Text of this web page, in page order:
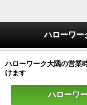
ハローワー
ハローワーク大隅の営業
けます
ハローワ